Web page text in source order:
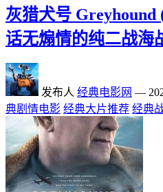
灰猎犬号 Greyhound
话无煽情的纯二战海
发布人 经典电影网 —
典剧情电影 经典大片推荐 经典